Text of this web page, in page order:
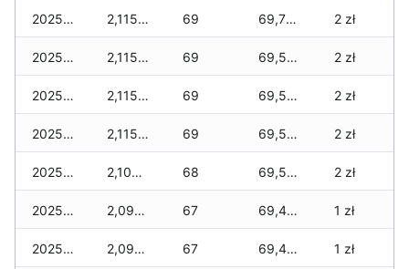
2025-11-27 2,115 zł 69 69,730 zł 2 zł
2025-11-26 2,115 zł 69 69,580 zł 2 zł
2025-11-25 2,115 zł 69 69,570 zł 2 zł
2025-11-24 2,115 zł 69 69,550 zł 2 zł
2025-11-23 2,105 zł 68 69,505 zł 2 zł
2025-11-22 2,095 zł 67 69,450 zł 1 zł
2025-11-21 2,095 zł 67 69,450 zł 1 zł